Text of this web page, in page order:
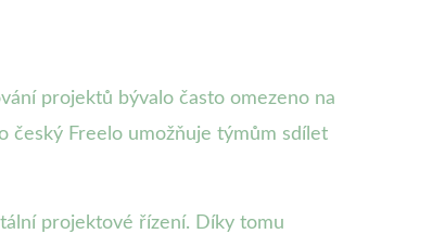
projektů bývalo často omezeno na
český Freelo umožňuje týmům sdílet
projektové řízení. Díky tomu